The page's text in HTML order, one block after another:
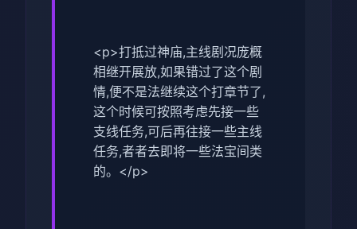
<p>打抵过神庙,主线剧况庞概
相继开展放,如果错过了这个剧
情,便不是法继续这个打章节了,
这个时候可按照考虑先接一些
支线任务,可后再往接一些主线
任务,者者去即将一些法宝间类
的。</p>